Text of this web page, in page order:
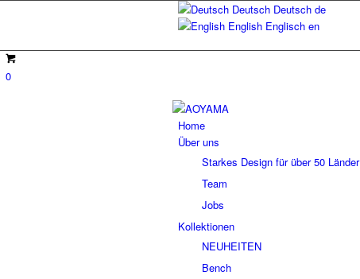
Deutsch Deutsch de
English Englisch en
0
Home
Über uns
Starkes Design für über 50 Länder
Team
Jobs
Kollektionen
NEUHEITEN
Bench